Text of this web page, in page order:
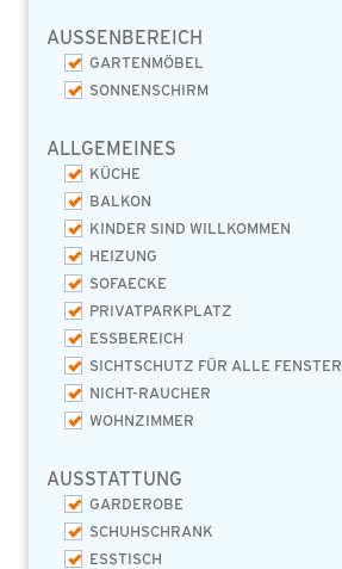
AUSSENBEREICH
GARTENMÖBEL
SONNENSCHIRM
ALLGEMEINES
KÜCHE
BALKON
KINDER SIND WILLKOMMEN
HEIZUNG
SOFAECKE
PRIVATPARKPLATZ
ESSBEREICH
SICHTSCHUTZ FÜR ALLE FENSTER
NICHT-RAUCHER
WOHNZIMMER
AUSSTATTUNG
GARDEROBE
SCHUHSCHRANK
ESSTISCH